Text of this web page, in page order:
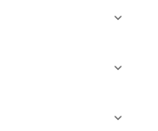


